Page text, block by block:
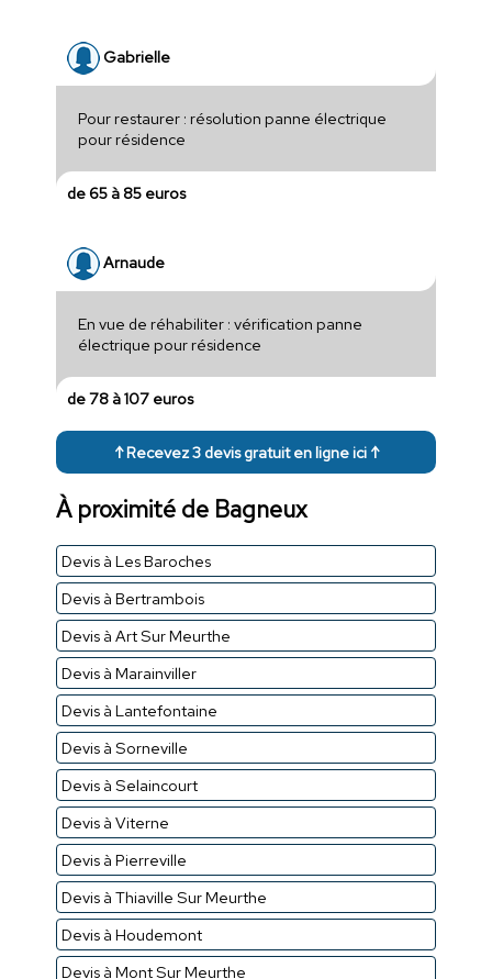
Gabrielle
Pour restaurer : résolution panne électrique
pour résidence
de 65 à 85 euros
Arnaude
En vue de réhabiliter : vérification panne
électrique pour résidence
de 78 à 107 euros
↑ Recevez 3 devis gratuit en ligne ici ↑
À proximité de Bagneux
Devis à Les Baroches
Devis à Bertrambois
Devis à Art Sur Meurthe
Devis à Marainviller
Devis à Lantefontaine
Devis à Sorneville
Devis à Selaincourt
Devis à Viterne
Devis à Pierreville
Devis à Thiaville Sur Meurthe
Devis à Houdemont
Devis à Mont Sur Meurthe